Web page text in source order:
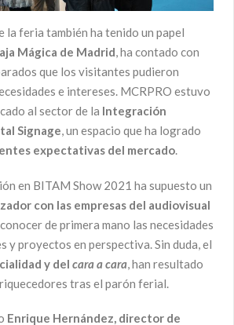
la feria también ha tenido un papel
Mágica de Madrid, ha contado con
que los visitantes pudieron
e intereses. MCRPRO estuvo
al sector de la Integración
Signage, un espacio que ha logrado
expectativas del mercado.
en BITAM Show 2021 ha supuesto un
con las empresas del audiovisual
de primera mano las necesidades
y proyectos en perspectiva. Sin duda, el
y del cara a cara , han resultado
tras el parón ferial.
Enrique Hernández, director de